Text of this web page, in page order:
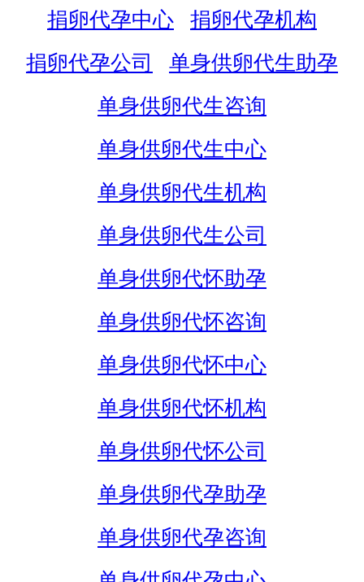
捐卵代孕中心
捐卵代孕机构
捐卵代孕公司
单身供卵代生助孕
单身供卵代生咨询
单身供卵代生中心
单身供卵代生机构
单身供卵代生公司
单身供卵代怀助孕
单身供卵代怀咨询
单身供卵代怀中心
单身供卵代怀机构
单身供卵代怀公司
单身供卵代孕助孕
单身供卵代孕咨询